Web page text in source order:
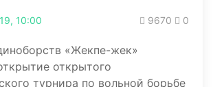
10:00 9670 0
«Жекпе-жек»
открытого
турнира по вольной борьбе